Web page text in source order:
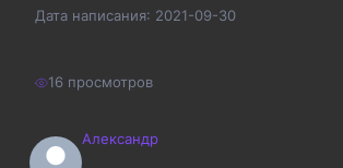
Дата написания: 2021-09-30
16 просмотров
300 ₽Александр